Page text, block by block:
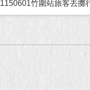
1150601竹圍站旅客丟擲